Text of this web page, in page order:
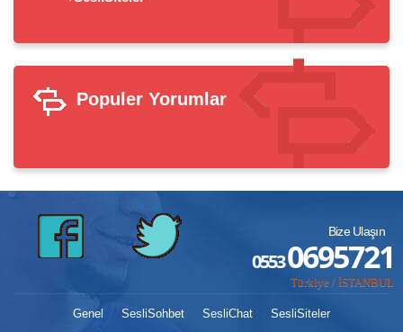
Populer Yorumlar
Türkiye / İSTANBUL
Bize Ulaşın
05530695721
Genel SesliSohbet SesliChat SesliSiteler